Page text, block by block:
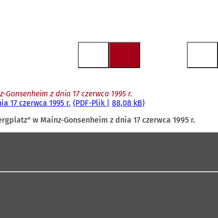
z dnia 17 czerwca 1995 r.
17 czerwca 1995 r. PDF-Plik 88,08 kB
w Mainz-Gonsenheim z dnia 17 czerwca 1995 r.